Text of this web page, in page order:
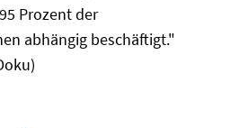
Prozent der
abhängig beschäftigt."